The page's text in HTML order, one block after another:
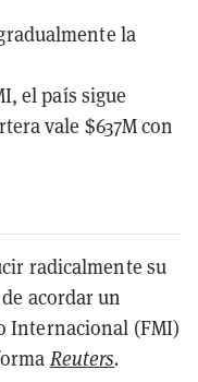
la
el país sigue
vale $637M con
radicalmente su
acordar un
Internacional (FMI)
Reuters.